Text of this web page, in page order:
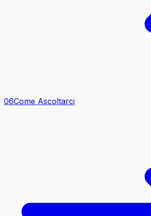
06Come Ascoltarci